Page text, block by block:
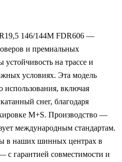
146/144M FDR606 —
и премиальных
на трассе и
условиях. Эта модель
использования, включая
снег, благодаря
M+S. Производство —
международным стандартам.
в наших шинных центрах в
гарантией совместимости и